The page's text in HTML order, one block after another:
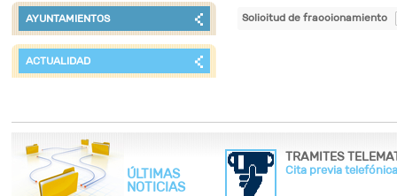
AYUNTAMIENTOS
ACTUALIDAD
Solicitud de fraccionamiento
ÚLTIMAS
NOTICIAS
Cita previa